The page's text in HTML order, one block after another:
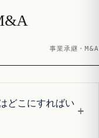
事業承継・M&A
どこにすればい
+